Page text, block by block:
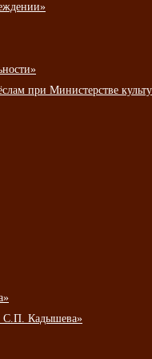
при Министерстве
С.П. Кадышева»